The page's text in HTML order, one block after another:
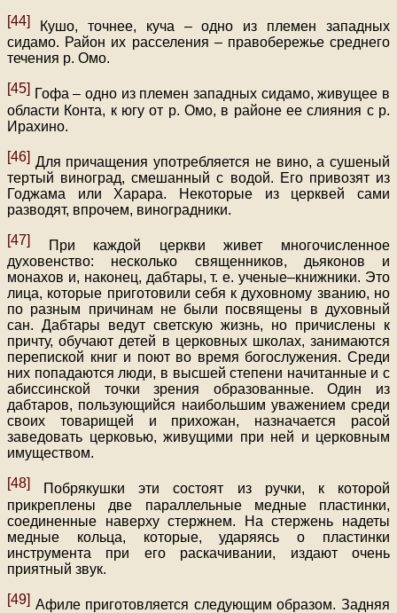
[44]
Кушо, точнее, куча – одно из племен западных
сидамо. Район их расселения – правобережье среднего
течения р. Омо.
[45] Гофа – одно из племен западных сидамо, живущее в
области Конта, к югу от р. Омо, в районе ее слияния с р.
Ирахино.
[46] Для причащения употребляется не вино, а сушеный
тертый виноград, смешанный с водой. Его привозят из
Годжама или Харара. Некоторые из церквей сами
разводят, впрочем, виноградники.
[47]
При каждой церкви живет многочисленное
духовенство: несколько священников, дьяконов и
монахов и, наконец, дабтары, т. е. ученые–книжники. Это
лица, которые приготовили себя к духовному званию, но
по разным причинам не были посвящены в духовный
сан. Дабтары ведут светскую жизнь, но причислены к
причту, обучают детей в церковных школах, занимаются
перепиской книг и поют во время богослужения. Среди
них попадаются люди, в высшей степени начитанные и с
абиссинской точки зрения образованные. Один из
дабтаров, пользующийся наибольшим уважением среди
своих товарищей и прихожан, назначается расой
заведовать церковью, живущими при ней и церковным
имуществом.
[48]
Побрякушки эти состоят из ручки, к которой
прикреплены две параллельные медные пластинки,
соединенные наверху стержнем. На стержень надеты
медные кольца, которые, ударяясь о пластинки
инструмента при его раскачивании, издают очень
приятный звук.
[49] Афиле приготовляется следующим образом. Задняя